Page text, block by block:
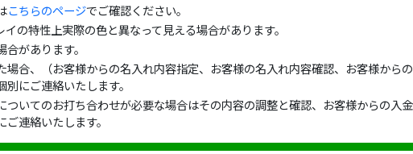
こちらのページでご確認ください。
の特性上実際の色と異なって見える場合があります。
があります。
合、（お客様からの名入れ内容指定、お客様の名入れ内容確認、お客様から
にご連絡いたします。
いてのお打ち合わせが必要な場合はその内容の調整と確認、お客様からの
連絡いたします。